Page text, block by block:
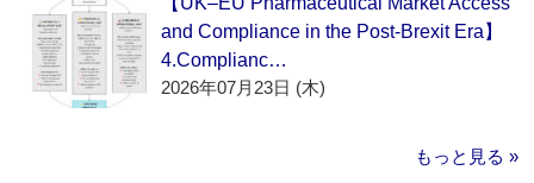
and Compliance in the Post-Brexit Era】
4.Complianc…
2026年07月23日 (木)
もっと見る »